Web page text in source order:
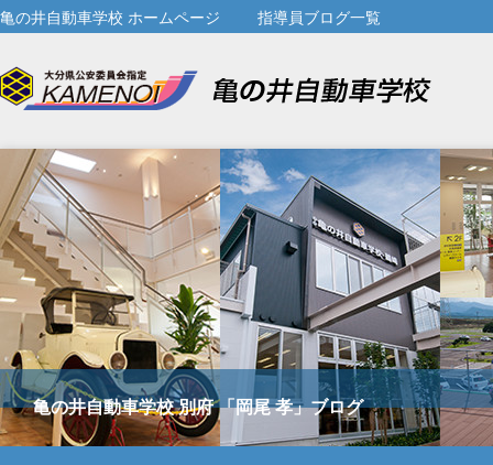
亀の井自動車学校 ホームページ 指導員ブログ一覧
亀の井自動車学校 別府 「岡尾 孝」ブログ